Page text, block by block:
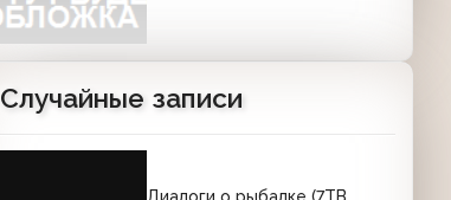
Случайные записи